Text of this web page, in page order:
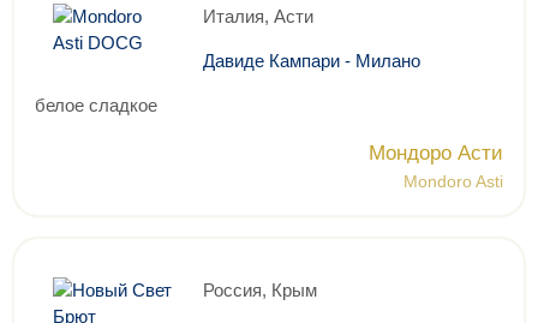
Италия, Асти
Давиде Кампари - Милано
белое сладкое
Мондоро Асти
Mondoro Asti
Россия, Крым